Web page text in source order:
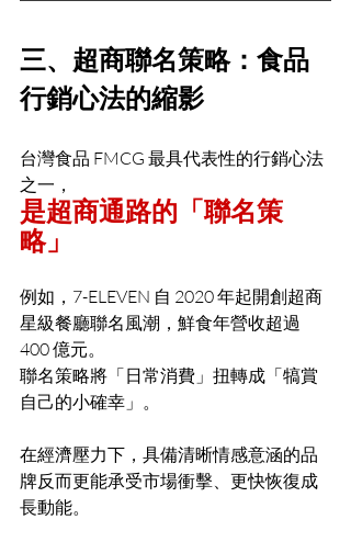
三、超商聯名策略：食品
行銷心法的縮影
台灣食品 FMCG 最具代表性的行銷心法
之一，
是超商通路的「聯名策
略」
例如，7-ELEVEN 自 2020 年起開創超商
星級餐廳聯名風潮，鮮食年營收超過
400 億元。
聯名策略將「日常消費」扭轉成「犒賞
自己的小確幸」。
在經濟壓力下，具備清晰情感意涵的品
牌反而更能承受市場衝擊、更快恢復成
長動能。